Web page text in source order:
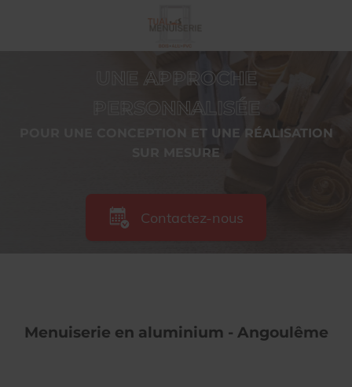
UNE APPROCHE
PERSONNALISÉE
POUR UNE CONCEPTION ET UNE RÉALISATION
SUR MESURE
Contactez-nous
Menuiserie en aluminium - Angoulême